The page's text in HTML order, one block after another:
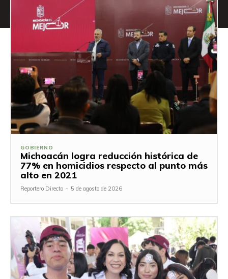
GOBIERNO
Michoacán logra reducción histórica de
77% en homicidios respecto al punto más
alto en 2021
Reportero Directo - 5 de agosto de 2026